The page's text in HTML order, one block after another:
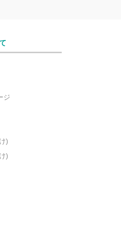
ジ
)
)